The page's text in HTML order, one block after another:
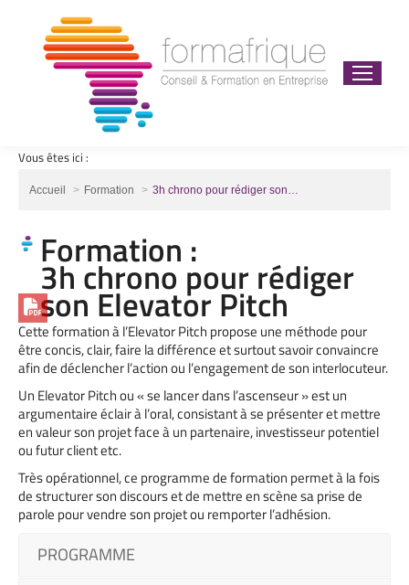
Vous êtes ici :
Vous êtes ici :
Accueil Formation 3h chrono pour rédiger son…
Formation :
3h chrono pour rédiger
son Elevator Pitch
Cette formation à l’Elevator Pitch propose une méthode pour
être concis, clair, faire la différence et surtout savoir convaincre
afin de déclencher l’action ou l’engagement de son interlocuteur.
Un Elevator Pitch ou « se lancer dans l’ascenseur » est un
argumentaire éclair à l’oral, consistant à se présenter et mettre
en valeur son projet face à un partenaire, investisseur potentiel
ou futur client etc.
Très opérationnel, ce programme de formation permet à la fois
de structurer son discours et de mettre en scène sa prise de
parole pour vendre son projet ou remporter l’adhésion.
PROGRAMME